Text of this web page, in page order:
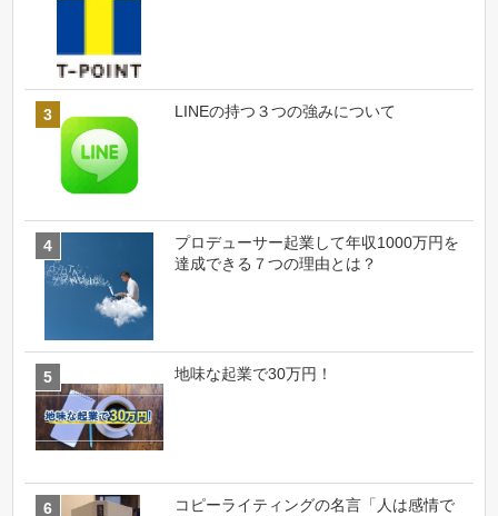
LINEの持つ３つの強みについて
プロデューサー起業して年収1000万円を
達成できる７つの理由とは？
地味な起業で30万円！
コピーライティングの名言「人は感情で